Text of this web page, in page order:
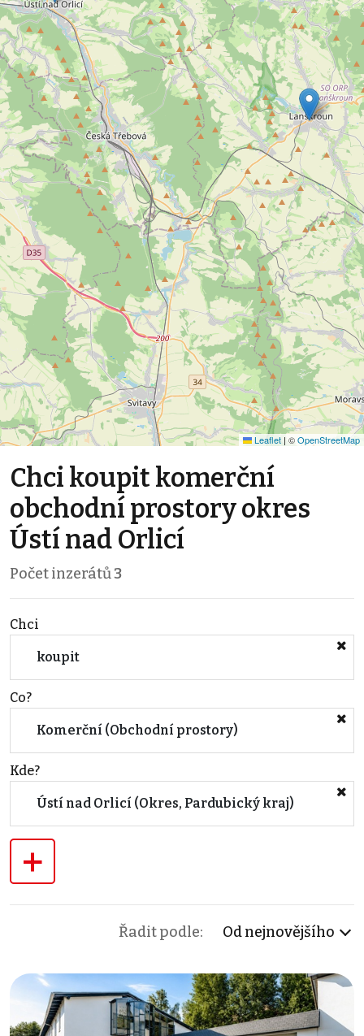
Leaflet | ©OpenStreetMap
Chci koupit komerční
obchodní prostory okres
Ústí nad Orlicí
Počet inzerátů3
Chci
koupit
Co?
Komerční (Obchodní prostory)
Kde?
Ústí nad Orlicí (Okres, Pardubický kraj)
+
Řadit podle: Od nejnovějšího